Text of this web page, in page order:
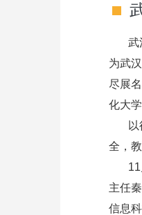
武汉
为武
尽展
化大
以往
全，
11月
主任
信息